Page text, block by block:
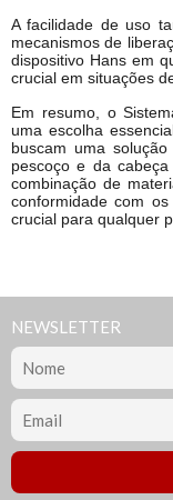
A facilidade de uso
mecanismos de
dispositivo Hans em
crucial em situações
Em resumo, o
uma escolha
buscam uma
pescoço e da
combinação de
conformidade com
crucial para qualquer
NEWSLETTER